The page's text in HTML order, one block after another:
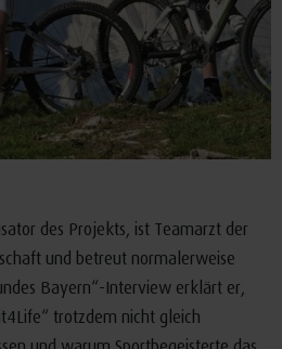
des Projekts, ist Teamarzt der
und betreut normalerweise
Bayern“-Interview erklärt er,
trotzdem nicht gleich